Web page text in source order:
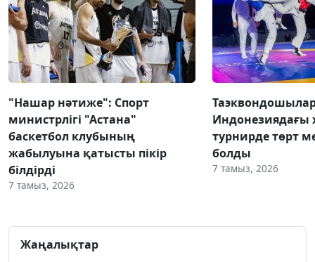
"Нашар нәтиже": Спорт
министрлігі "Астана"
баскетбол клубының
жабылуына қатысты пікір
білдірді
7 тамыз, 2026
Индонезиядағы
турнирде төрт
болды
7 тамыз, 2026
Жаңалықтар